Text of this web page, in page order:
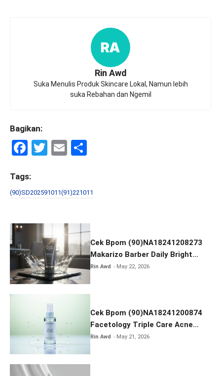
Rin Awd
Suka Menulis Produk Skincare Lokal, Namun lebih
suka Rebahan dan Ngemil
Bagikan:
F
ce
b
o
k
T
er
E
e
Tags:
(90)SD202591011(91)221011
Cek Bpom (90)NA18241208273
Makarizo Barber Daily Bright
Radiance Face Wash
Rin Awd May 22, 2026
Cek Bpom (90)NA18241200874
Facetology Triple Care Acne
Calm Micellar Water
Rin Awd May 21, 2026